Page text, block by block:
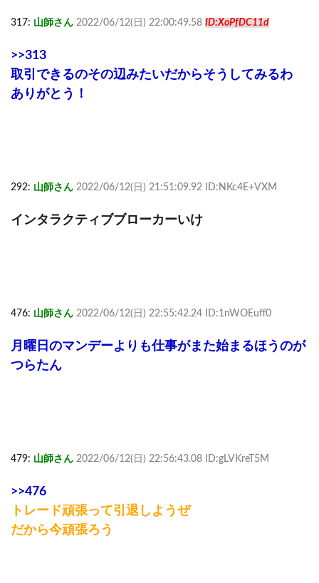
317: 山師さん 2022/06/12(日) 22:00:49.58 ID:XoPfDC11d
>>313
取引できるのその辺みたいだからそうしてみるわ
ありがとう！
292: 山師さん 2022/06/12(日) 21:51:09.92 ID:NKc4E+VXM
インタラクティブブローカーいけ
476: 山師さん 2022/06/12(日) 22:55:42.24 ID:1nWOEuff0
月曜日のマンデーよりも仕事がまた始まるほうのが
つらたん
479: 山師さん 2022/06/12(日) 22:56:43.08 ID:gLVKreT5M
>>476
トレード頑張って引退しようぜ
だから今頑張ろう